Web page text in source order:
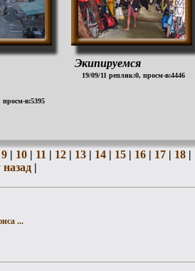
просм-в:5395
Экипируемся
19/09/11 реплик:0, просм-в:4446
9| 10| 11 | 12| 13| 14| 15| 16| 17| 18|
|
...